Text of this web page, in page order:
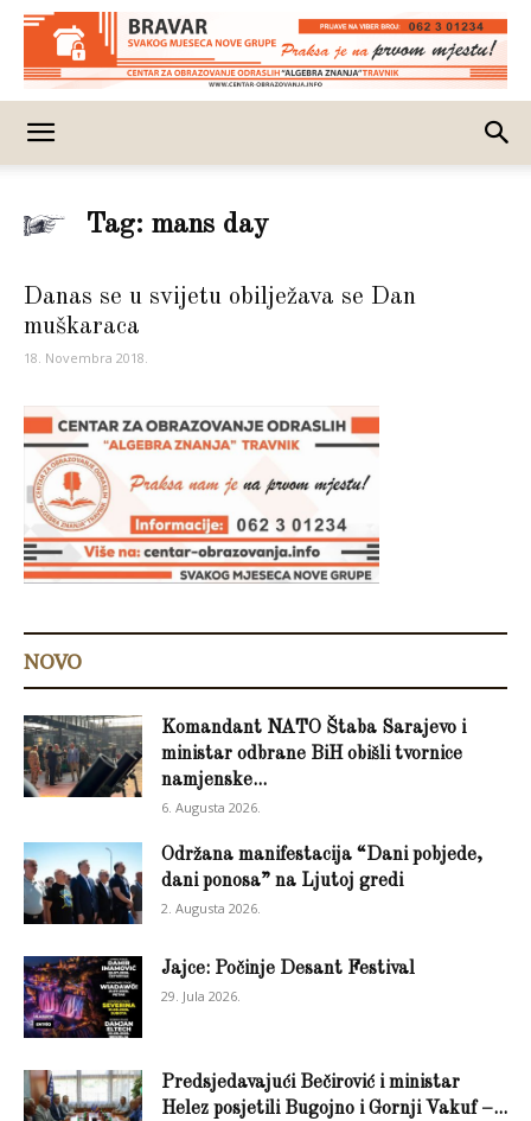
Tag: mans day
Danas se u svijetu obilježava se Dan
muškaraca
18. Novembra 2018.
NOVO
Komandant NATO Štaba Sarajevo i
ministar odbrane BiH obišli tvornice
namjenske...
6. Augusta 2026.
Održana manifestacija “Dani pobjede,
dani ponosa” na Ljutoj gredi
2. Augusta 2026.
Jajce: Počinje Desant Festival
29. Jula 2026.
Predsjedavajući Bečirović i ministar
Helez posjetili Bugojno i Gornji Vakuf –...